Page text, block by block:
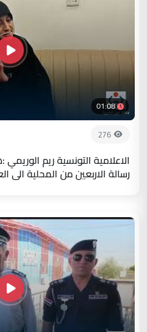
01:08
276
الاعلامية التونسية ريم
رسالة الاربعين من المحلية الى